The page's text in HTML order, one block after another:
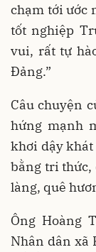
chạm tới ước
tốt nghiệp
vui, rất tự
Đảng.”
Câu chuyện
hứng mạnh
khơi dậy khát
bằng tri thức,
làng, quê
Ông Hoàng
Nhân dân xã